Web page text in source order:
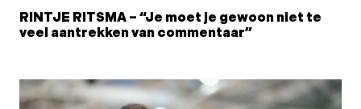
RINTJE RITSMA – “Je moet je gewoon niet te
veel aantrekken van commentaar”